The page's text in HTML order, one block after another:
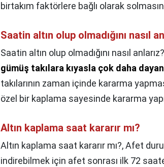
birtakım faktörlere bağlı olarak
Saatin altın olup olmadığını nasıl
Saatin altın olup olmadığını nasıl
gümüş takılara kıyasla çok daha
takılarının zaman içinde kararma
özel bir kaplama sayesinde kararma
Altın kaplama saat kararır mı?
Altın kaplama saat kararır mı?,Afet
indirebilmek için afet sonrası ilk 72